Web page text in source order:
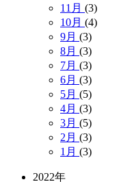
11月 (3)
10月 (4)
9月 (3)
8月 (3)
7月 (3)
6月 (3)
5月 (5)
4月 (3)
3月 (5)
2月 (3)
1月 (3)
2022年